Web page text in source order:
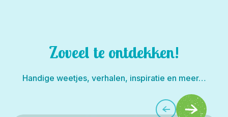
Zoveel te ontdekken!
Handige weetjes, verhalen, inspiratie en meer…